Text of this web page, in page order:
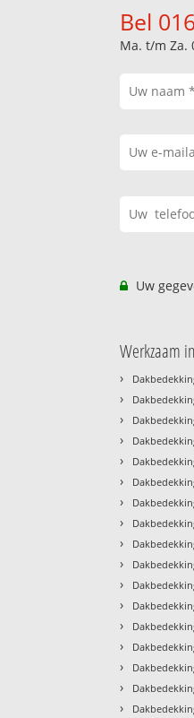
Bel
Ma. t/m Za.
Uw
Werkzaam
›
›
›
›
›
›
›
›
›
›
›
›
›
›
›
›
›